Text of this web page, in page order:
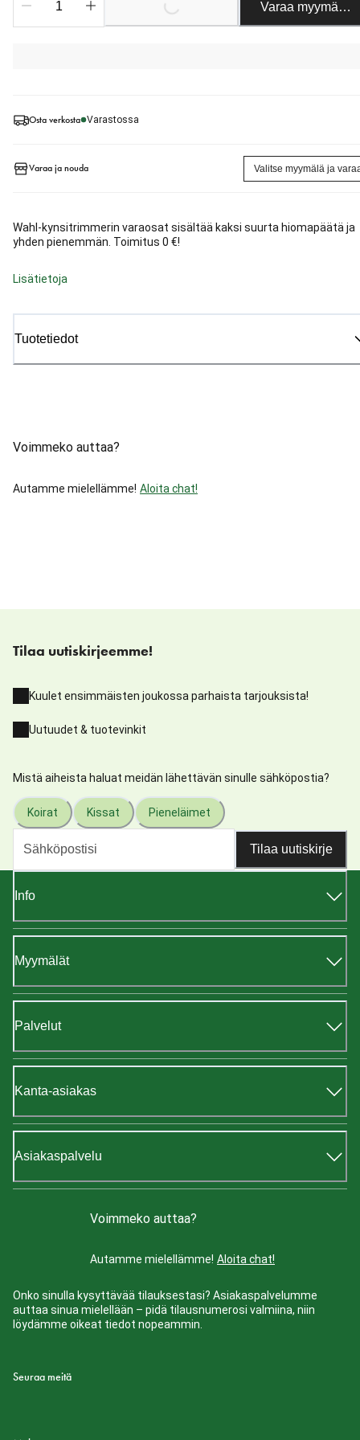
Osta verkosta Varastossa
Varaa ja nouda Valitse myymälä ja
Wahl-kynsitrimmerin varaosat sisältää kaksi suurta hiomapäätä ja
yhden pienemmän. Toimitus 0 €!
Lisätietoja
Tuotetiedot
Voimmeko auttaa?
Autamme mielellämme! Aloita chat!
Varaa
Tilaa uutiskirjeemme!
Kuulet ensimmäisten joukossa parhaista tarjouksista!
Uutuudet & tuotevinkit
Mistä aiheista haluat meidän lähettävän sinulle sähköpostia?
Koirat Kissat Pieneläimet
Tilaa uutiskirje
Info
Myymälät
Palvelut
Kanta-asiakas
Asiakaspalvelu
Voimmeko auttaa?
Autamme mielellämme! Aloita chat!
Onko sinulla kysyttävää tilauksestasi? Asiakaspalvelumme
auttaa sinua mielellään – pidä tilausnumerosi valmiina, niin
löydämme oikeat tiedot nopeammin.
Seuraa meitä